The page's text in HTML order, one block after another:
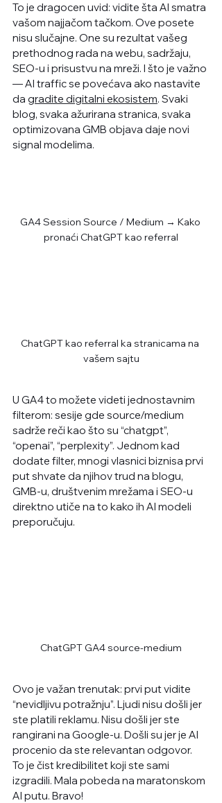
To je dragocen uvid: vidite šta AI smatra
vašom najjačom tačkom. Ove posete
nisu slučajne. One su rezultat vašeg
prethodnog rada na webu, sadržaju,
SEO-u i prisustvu na mreži. I što je važno
— AI traffic se povećava ako nastavite
da gradite digitalni ekosistem. Svaki
blog, svaka ažurirana stranica, svaka
optimizovana GMB objava daje novi
signal modelima.
GA4 Session Source / Medium → Kako
pronaći ChatGPT kao referral
ChatGPT kao referral ka stranicama na
vašem sajtu
U GA4 to možete videti jednostavnim
filterom: sesije gde source/medium
sadrže reči kao što su “chatgpt”,
“openai”, “perplexity”. Jednom kad
dodate filter, mnogi vlasnici biznisa prvi
put shvate da njihov trud na blogu,
GMB-u, društvenim mrežama i SEO-u
direktno utiče na to kako ih AI modeli
preporučuju.
ChatGPT GA4 source-medium
Ovo je važan trenutak: prvi put vidite
“nevidljivu potražnju”. Ljudi nisu došli jer
ste platili reklamu. Nisu došli jer ste
rangirani na Google-u. Došli su jer je AI
procenio da ste relevantan odgovor.
To je čist kredibilitet koji ste sami
izgradili. Mala pobeda na maratonskom
AI putu. Bravo!